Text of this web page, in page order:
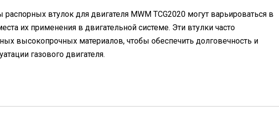
втулок для двигателя MWM TCG2020 могут варьироваться в
их применения в двигательной системе. Эти втулки часто
высокопрочных материалов, чтобы обеспечить долговечность и
газового двигателя.